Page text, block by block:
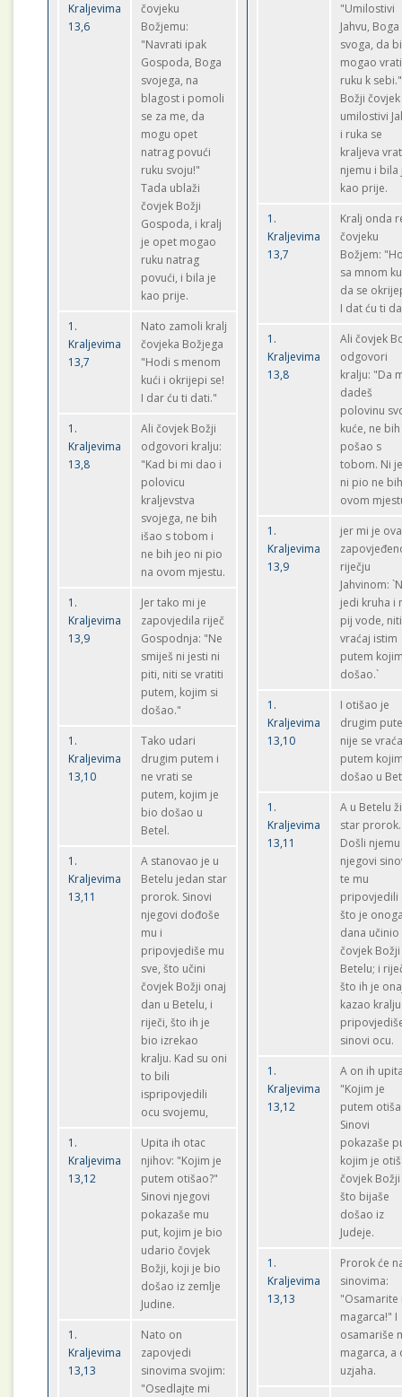
Kraljevima
13,6
čovjeku
Božjemu:
"Navrati ipak
Gospoda, Boga
svojega, na
blagost i pomoli
se za me, da
mogu opet
natrag povući
ruku svoju!"
Tada ublaži
čovjek Božji
Gospoda, i kralj
je opet mogao
ruku natrag
povući, i bila je
kao prije.
1.
Kraljevima
13,7
Nato zamoli kralj
čovjeka Božjega
"Hodi s menom
kući i okrijepi se!
I dar ću ti dati."
1.
Kraljevima
13,8
Ali čovjek Božji
odgovori kralju:
"Kad bi mi dao i
polovicu
kraljevstva
svojega, ne bih
išao s tobom i
ne bih jeo ni pio
na ovom mjestu.
1.
Kraljevima
13,9
Jer tako mi je
zapovjedila riječ
Gospodnja: "Ne
smiješ ni jesti ni
piti, niti se vratiti
putem, kojim si
došao."
1.
Kraljevima
13,10
Tako udari
drugim putem i
ne vrati se
putem, kojim je
bio došao u
Betel.
1.
Kraljevima
13,11
A stanovao je u
Betelu jedan star
prorok. Sinovi
njegovi dođoše
mu i
pripovjediše mu
sve, što učini
čovjek Božji onaj
dan u Betelu, i
riječi, što ih je
bio izrekao
kralju. Kad su oni
to bili
ispripovjedili
ocu svojemu,
1.
Kraljevima
13,12
Upita ih otac
njihov: "Kojim je
putem otišao?"
Sinovi njegovi
pokazaše mu
put, kojim je bio
udario čovjek
Božji, koji je bio
došao iz zemlje
Judine.
1.
Kraljevima
13,13
Nato on
zapovjedi
sinovima svojim:
"Osedlajte mi
"Umilostivi
Jahvu, Boga
svoga, da
mogao
ruku k sebi."
Božji čovjek
umilostivi
i ruka se
kraljeva
njemu i bila
kao prije.
1.
Kraljevima
13,7
Kralj onda
čovjeku
Božjem:
sa mnom
da se
I dat ću ti
1.
Kraljevima
13,8
Ali čovjek
odgovori
kralju: "Da
dadeš
polovinu
kuće, ne bih
pošao s
tobom. Ni
ni pio ne
ovom
1.
Kraljevima
13,9
jer mi je
riječju
Jahvinom:
jedi kruha i
pij vode,
vraćaj istim
putem
došao.`
1.
Kraljevima
13,10
I otišao je
drugim
nije se
putem
došao u
1.
Kraljevima
13,11
A u Betelu
star prorok.
Došli njemu
njegovi
te mu
pripovjedili
što je
dana učinio
čovjek
Betelu; i
što ih je
kazao kralju
sinovi ocu.
1.
Kraljevima
13,12
A on ih
"Kojim je
putem
Sinovi
pokazaše
kojim je
čovjek Božji
što bijaše
došao iz
Judeje.
1.
Kraljevima
13,13
Prorok će
sinovima:
"Osamarite
magarca!" I
osamariše
magarca, a
uzjaha.